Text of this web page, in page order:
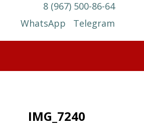
8 (967) 500-86-64
WhatsApp
Telegram
IMG_7240